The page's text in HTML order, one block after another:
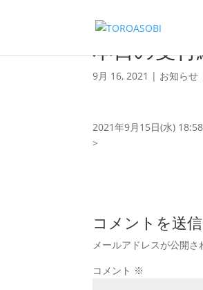
本日の受
9月 16, 2021 | お知らせ
2021年9月15日(水)
>
コメントを送信
メールアドレスが公開さ
コメント ※